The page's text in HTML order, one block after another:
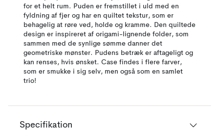
for et helt rum. Puden er fremstillet i uld med en
fyldning af fjer og har en quiltet tekstur, som er
behagelig at røre ved, holde og kramme. Den quiltede
design er inspireret af origami-lignende folder, som
sammen med de synlige sømme danner det
geometriske mønster. Pudens betræk er aftageligt og
kan renses, hvis ønsket. Case findes i flere farver,
som er smukke i sig selv, men også som en samlet
trio!
Specifikation